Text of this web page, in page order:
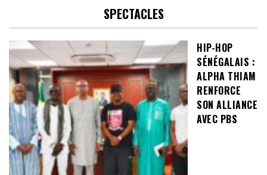
SPECTACLES
HIP-HOP
SÉNÉGALAIS :
ALPHA THIAM
RENFORCE
SON ALLIANCE
AVEC PBS